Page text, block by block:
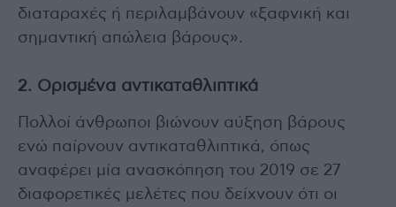
διαταραχές ή περιλαμβάνουν «ξαφνική και
σημαντική απώλεια βάρους».
2. Ορισμένα αντικαταθλιπτικά
Πολλοί άνθρωποι βιώνουν αύξηση βάρους
ενώ παίρνουν αντικαταθλιπτικά, όπως
αναφέρει μία ανασκόπηση του 2019 σε 27
διαφορετικές μελέτες που δείχνουν ότι οι